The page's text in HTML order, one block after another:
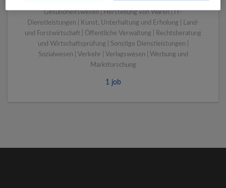
Energieversorgung | Finanz- und Versicherungsleistungen |
Gesundheitswesen | Herstellung von Waren | IT-
Dienstleistungen | Kunst, Unterhaltung und Erholung | Land-
und Forstwirtschaft | Öffentliche Verwaltung | Rechtsberatung
und Wirtschaftsprüfung | Sonstige Dienstleistungen |
Sozialwesen | Verkehr | Verlagswesen | Werbung und
Marktforschung
1 job